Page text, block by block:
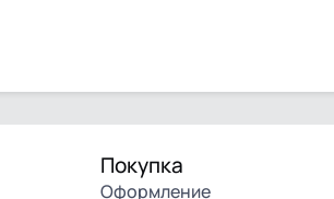
Покупка
Оформление